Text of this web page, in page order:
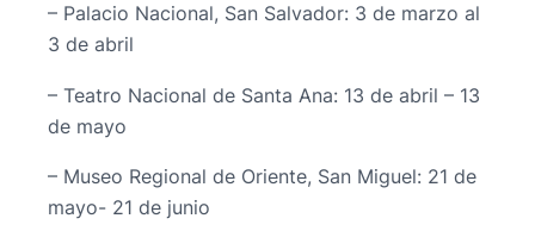
– Palacio Nacional, San Salvador: 3 de marzo al
3 de abril
– Teatro Nacional de Santa Ana: 13 de abril – 13
de mayo
– Museo Regional de Oriente, San Miguel: 21 de
mayo- 21 de junio